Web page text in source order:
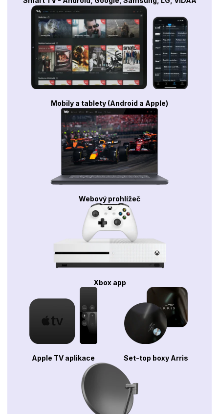
Mobily a tablety (Android a Apple)
Webový prohlížeč
Xbox app
Apple TV aplikace Set-top boxy Arris